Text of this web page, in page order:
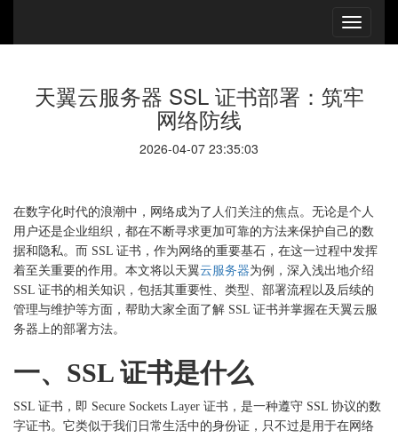
天翼云服务器 SSL 证书部署：筑牢
网络防线
2026-04-07 23:35:03
在数字化时代的浪潮中，网络成为了人们关注的焦点。无论是个人
用户还是企业组织，都在不断寻求更加可靠的方法来保护自己的数
据和隐私。而 SSL 证书，作为网络的重要基石，在这一过程中发挥
着至关重要的作用。本文将以天翼云服务器为例，深入浅出地介绍
SSL 证书的相关知识，包括其重要性、类型、部署流程以及后续的
管理与维护等方面，帮助大家全面了解 SSL 证书并掌握在天翼云服
务器上的部署方法。
一、 SSL 证书是什么
SSL 证书，即 Secure Sockets Layer 证书，是一种遵守 SSL 协议的数
字证书。它类似于我们日常生活中的身份证，只不过是用于在网络